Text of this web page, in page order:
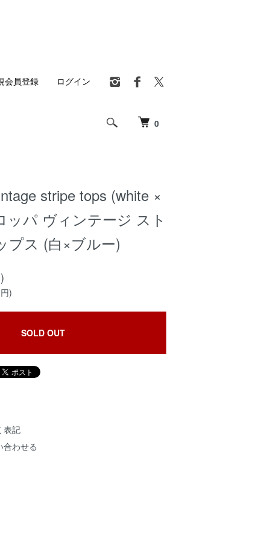
0
会員登録 ログイン
stripe tops (white ×
ッパ ヴィンテージ スト
プス (白×ブルー)
)
SOLD OUT
表記
合わせる